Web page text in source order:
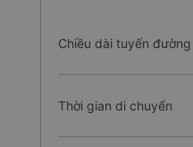
Chiều dài tuyến đường
Thời gian di chuyển